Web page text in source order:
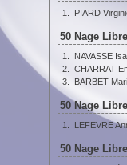
1.
PIARD
50 Nage
1.
NAVASSE
2. CHARRAT
3. BARBET
50 Nage
1.
LEFEVRE
50 Nage